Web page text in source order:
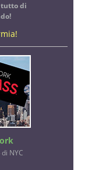
tutto di
NYC